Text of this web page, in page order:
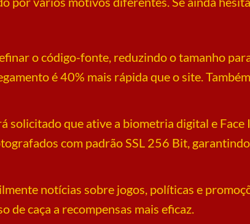
o código-fonte, reduzindo o tamanho
é 40% mais rápida que o site.
solicitado que ative a biometria digital e Face
com padrão SSL 256 Bit,
notícias sobre jogos, políticas e
de caça a recompensas mais eficaz.